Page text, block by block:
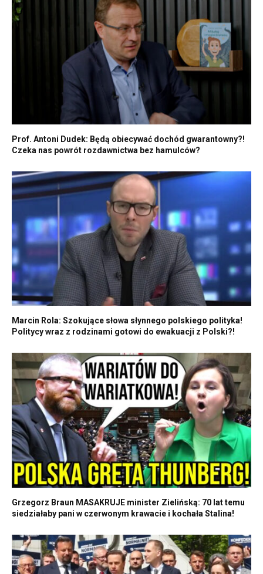
Prof. Antoni Dudek: Będą obiecywać dochód gwarantowny?!
Czeka nas powrót rozdawnictwa bez hamulców?
Marcin Rola: Szokujące słowa słynnego polskiego polityka!
Politycy wraz z rodzinami gotowi do ewakuacji z Polski?!
Grzegorz Braun MASAKRUJE minister Zielińską: 70 lat temu
siedziałaby pani w czerwonym krawacie i kochała Stalina!